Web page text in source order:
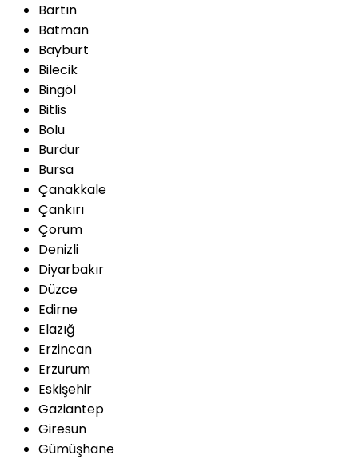
Bartın
Batman
Bayburt
Bilecik
Bingöl
Bitlis
Bolu
Burdur
Bursa
Çanakkale
Çankırı
Çorum
Denizli
Diyarbakır
Düzce
Edirne
Elazığ
Erzincan
Erzurum
Eskişehir
Gaziantep
Giresun
Gümüşhane